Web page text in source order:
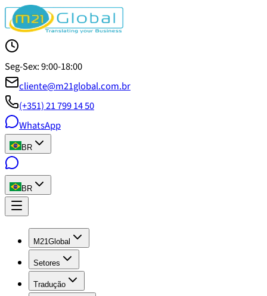
Seg-Sex: 9:00-18:00
cliente@m21global.com.br
(+351) 21 799 14 50
WhatsApp
BR
BR
M21Global
Setores
Tradução